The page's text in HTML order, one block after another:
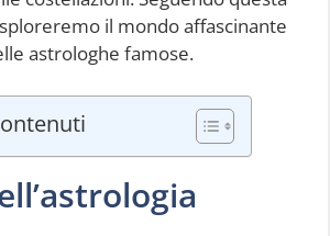
il mondo affascinante
astrologhe famose.